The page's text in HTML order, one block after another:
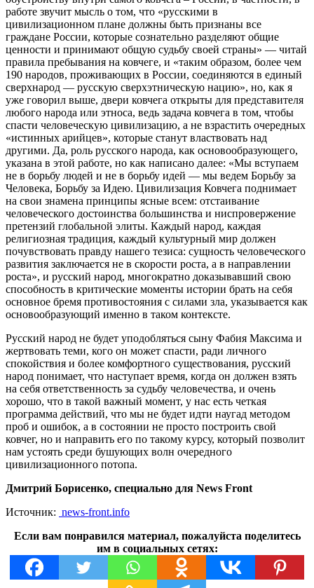
работе звучит мысль о том, что «русскими в
цивилизационном плане должны быть признаны все
граждане России, которые сознательно разделяют общие
ценности и принимают общую судьбу своей страны» — читай
правила пребывания на ковчеге, и «таким образом, более чем
190 народов, проживающих в России, соединяются в единый
сверхнарод — русскую сверхэтническую нацию», но, как я
уже говорил выше, двери ковчега открыты для представителя
любого народа или этноса, ведь задача ковчега в том, чтобы
спасти человеческую цивилизацию, а не взрастить очередных
«истинных арийцев», которые станут властвовать над
другими. Да, роль русского народа, как основообразующего,
указана в этой работе, но как написано далее: «Мы вступаем
не в борьбу людей и не в борьбу идей — мы ведем Борьбу за
Человека, Борьбу за Идею. Цивилизация Ковчега поднимает
на свои знамена принципы ясные всем: отстаивание
человеческого достоинства большинства и ниспровержение
претензий глобальной элиты. Каждый народ, каждая
религиозная традиция, каждый культурный мир должен
почувствовать правду нашего тезиса: сущность человеческого
развития заключается не в скорости роста, а в направлении
роста», и русский народ, многократно доказывавший свою
способность в критические моменты истории брать на себя
основное бремя противостояния с силами зла, указывается как
основообразующий именно в таком контексте.
Русский народ не будет уподобляться сыну Фабия Максима и
жертвовать теми, кого он может спасти, ради личного
спокойствия и более комфортного существования, русский
народ понимает, что наступает время, когда он должен взять
на себя ответственность за судьбу человечества, и очень
хорошо, что в такой важный момент, у нас есть четкая
программа действий, что мы не будет идти наугад методом
проб и ошибок, а в состоянии не просто построить свой
ковчег, но и направить его по такому курсу, который позволит
нам устоять среди бушующих волн очередного
цивилизационного потопа.
Дмитрий Борисенко, специально для News Front
Источник: news-front.info
Если вам понравился материал, пожалуйста поделитесь
им в социальных сетях: